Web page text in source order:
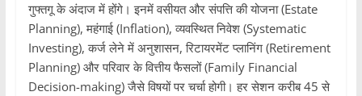
गुफ्तगू के अंदाज में होंगे। इनमें वसीयत और संपत्ति की योजना (Estate
Planning), महंगाई (Inflation), व्यवस्थित निवेश (Systematic
Investing), कर्ज लेने में अनुशासन, रिटायरमेंट प्लानिंग (Retirement
Planning) और परिवार के वित्तीय फैसलों (Family Financial
Decision-making) जैसे विषयों पर चर्चा होगी। हर सेशन करीब 45 से